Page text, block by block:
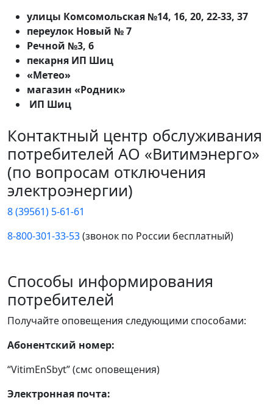
улицы Комсомольская №14, 16, 20, 22-33, 37
переулок Новый № 7
Речной №3, 6
пекарня ИП Шиц
«Метео»
магазин «Родник»
ИП Шиц
Контактный центр обслуживания
потребителей АО «Витимэнерго»
(по вопросам отключения
электроэнергии)
8 (39561) 5-61-61
8-800-301-33-53(звонок по России бесплатный)
Способы информирования
потребителей
Получайте оповещения следующими способами:
Абонентский номер:
“VitimEnSbyt” (смс оповещения)
Электронная почта: